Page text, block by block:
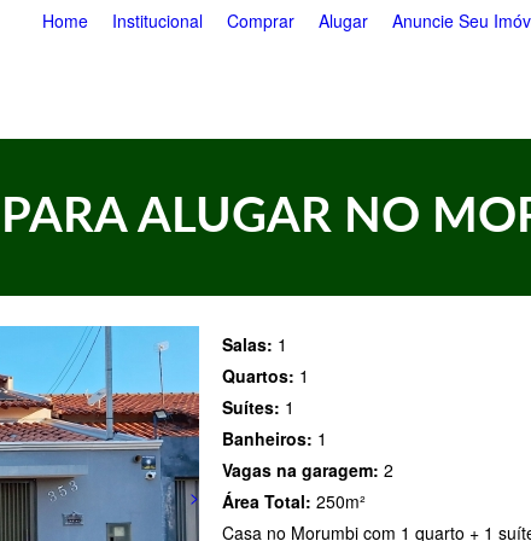
Pular
Home Institucional Comprar Alugar Anuncie Seu
ALUGAR NO
>
Salas: 1
Quartos: 1
Suítes: 1
Banheiros: 1
Vagas na garagem:2
Área Total:250m²
Casa no Morumbi com 1 quarto + 1